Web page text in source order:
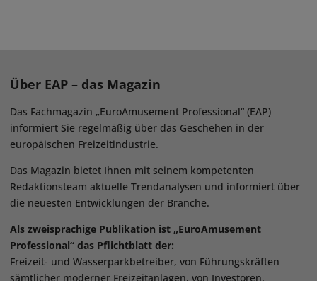
Über EAP – das Magazin
Das Fachmagazin „EuroAmusement Professional“ (EAP)
informiert Sie regelmäßig über das Geschehen in der
europäischen Freizeitindustrie.
Das Magazin bietet Ihnen mit seinem kompetenten
Redaktionsteam aktuelle Trendanalysen und informiert über
die neuesten Entwicklungen der Branche.
Als zweisprachige Publikation ist „EuroAmusement
Professional“ das Pflichtblatt der:
Freizeit- und Wasserparkbetreiber, von Führungskräften
sämtlicher moderner Freizeitanlagen, von Investoren,